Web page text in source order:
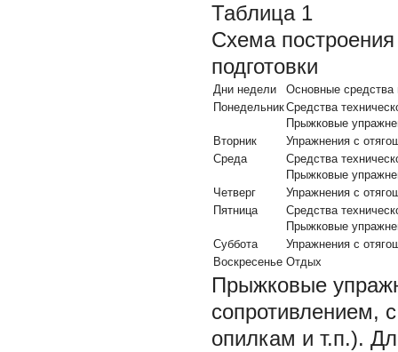
Таблица 1
Схема
подготовки
Дни недели
Основные средства
ПонедельникСредства
Прыжковые
Вторник
Упражнения с
Среда
Средства
Прыжковые
Четверг
Упражнения с
Пятница
Средства
Прыжковые
Суббота
Упражнения с
Воскресенье Отдых
Прыжковые
сопротивлением,
опилкам и т.п.).